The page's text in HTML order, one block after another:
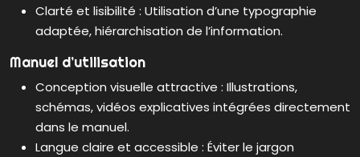
Clarté et lisibilité : Utilisation d’une typographie
adaptée, hiérarchisation de l’information.
Manuel d’utilisation
Conception visuelle attractive : Illustrations,
schémas, vidéos explicatives intégrées directement
dans le manuel.
Langue claire et accessible : Éviter le jargon